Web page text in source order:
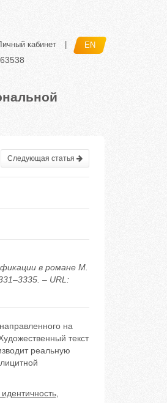
кабинет EN
Следующая статья
в романе М.
– URL:
на
текст
реальную
,